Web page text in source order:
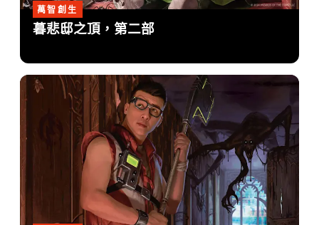
萬智創生
暮悲邸之頂，第二部